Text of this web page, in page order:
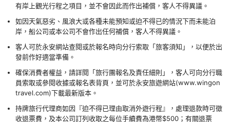
有岸上觀光行程之項目，並不會因此而作出補償，客人不得異議。
如因天氣惡劣、風浪大或各種未能預知或迫不得已的情況下而未能泊
岸，船公司或本公司不會作出任何補償，客人不得異議。
客人可於永安網站查閱或於報名時向分行索取「旅客須知」，以便於出
發前作好適當準備。
確保消費者權益，請詳閱「旅行團報名及責任細則」，客人可向分行職
員索取或參閱收據或報名表背頁，並可於永安旅遊網站(www.wingon
travel.com)下載最新版本。
持牌旅行代理商如因『迫不得已理由取消外遊行程』，處理退款時可徵
收退票費，及本公司訂列收取之每位手續費為港幣$500；有關退票